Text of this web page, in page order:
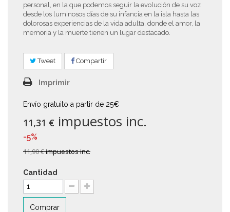
personal, en la que podemos seguir la evolución de su voz
desde los luminosos días de su infancia en la isla hasta las
dolorosas experiencias de la vida adulta, donde el amor, la
memoria y la muerte tienen un lugar destacado.
Tweet Compartir
Imprimir
Envío gratuito a partir de 25€
11,31 € impuestos inc.
-5%
11,90 €impuestos inc.
Cantidad
Comprar